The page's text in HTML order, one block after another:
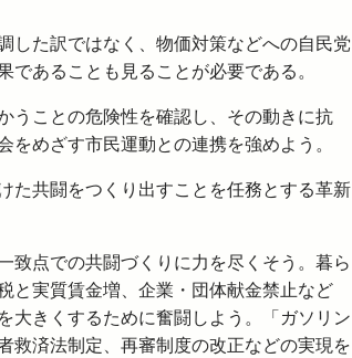
た訳ではなく、物価対策などへの自民党
あることも見ることが必要である。
うことの危険性を確認し、その動きに抗
めざす市民運動との連携を強めよう。
共闘をつくり出すことを任務とする革新
点での共闘づくりに力を尽くそう。暮ら
と実質賃金増、企業・団体献金禁止など
大きくするために奮闘しよう。「ガソリン
救済法制定、再審制度の改正などの実現を